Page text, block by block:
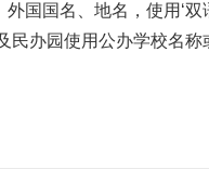
外国国名、地名，使用‘双
办园使用公办学校名称